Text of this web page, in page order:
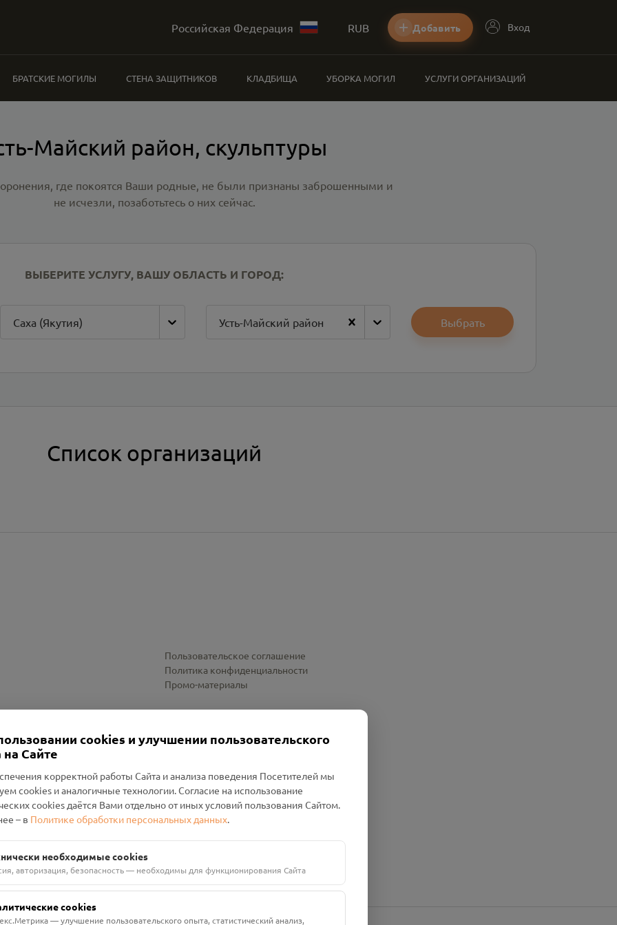
Российская Федерация RUB Добавить Вход
БРАТСКИЕ МОГИЛЫ СТЕНА ЗАЩИТНИКОВ КЛАДБИЩА УБОРКА МОГИЛ УСЛУГИ ОРГАНИЗАЦИЙ
Майский район, скульптуры
где покоятся Ваши родные, не были признаны заброшенными и
не исчезли, позаботьтесь о них сейчас.
ВЫБЕРИТЕ УСЛУГУ, ВАШУ ОБЛАСТЬ И ГОРОД:
Саха (Якутия) Усть-Майский район Выбрать
Список организаций
Пользовательское соглашение
Политика конфиденциальности
Промо-материалы
Проект Помним»
Руднянский, г. Рудня, улица Западная, д. 26А, пом. 18
БАНК"
cookies и улучшении пользовательского
Сайте
корректной работы Сайта и анализа поведения Посетителей мы
cookies и аналогичные технологии. Согласие на использование
cookies даётся Вами отдельно от иных условий пользования Сайтом.
– в Политике обработки персональных данных.
необходимые cookies
авторизация, безопасность — необходимы для функционирования Сайта
cookies
— улучшение пользовательского опыта, статистический анализ,